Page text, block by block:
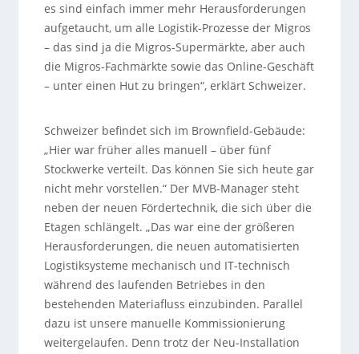
es sind einfach immer mehr Herausforderungen
aufgetaucht, um alle Logistik-Prozesse der Migros
– das sind ja die Migros-Supermärkte, aber auch
die Migros-Fachmärkte sowie das Online-Geschäft
– unter einen Hut zu bringen“, erklärt Schweizer.
Schweizer befindet sich im Brownfield-Gebäude:
„Hier war früher alles manuell – über fünf
Stockwerke verteilt. Das können Sie sich heute gar
nicht mehr vorstellen.“ Der MVB-Manager steht
neben der neuen Fördertechnik, die sich über die
Etagen schlängelt. „Das war eine der größeren
Herausforderungen, die neuen automatisierten
Logistiksysteme mechanisch und IT-technisch
während des laufenden Betriebes in den
bestehenden Materiafluss einzubinden. Parallel
dazu ist unsere manuelle Kommissionierung
weitergelaufen. Denn trotz der Neu-Installation